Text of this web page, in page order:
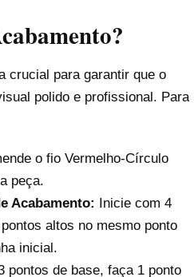
crucial para garantir que o
polido e profissional. Para
o fio Vermelho-Círculo
peça.
Acabamento: Inicie com 4
altos no mesmo ponto
inicial.
pontos de base, faça 1 ponto